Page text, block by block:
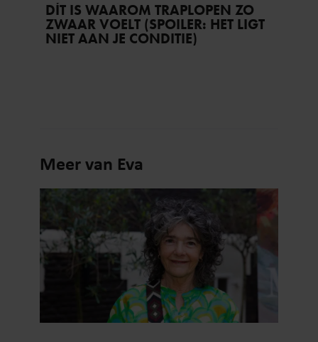
DÍT IS WAAROM TRAPLOPEN ZO
ZWAAR VOELT (SPOILER: HET LIGT
NIET AAN JE CONDITIE)
Meer van Eva